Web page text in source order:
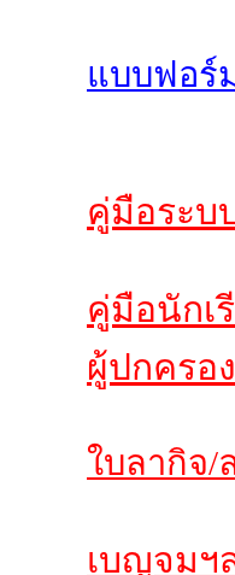
แบบฟอร์
คู่มือระบ
คู่มือนักเ
ผู้ปกครอ
ใบลากิจ/
เบญจมฯ